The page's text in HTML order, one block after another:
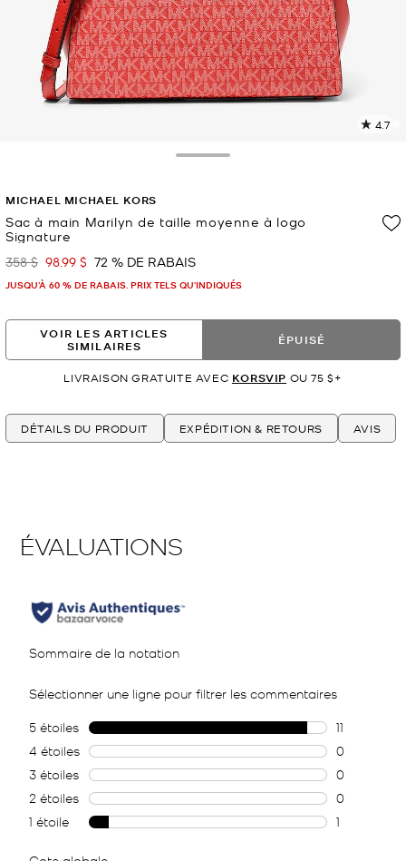
4.7
MICHAEL MICHAEL KORS
Sac à main Marilyn de taille moyenne à logo
Signature
était
358 $ maintenant
98.99 $ 72 % DE RABAIS
JUSQU’À 60 % DE RABAIS. PRIX TELS QU'INDIQUÉS
VOIR LES ARTICLES
SIMILAIRES
ÉPUISÉ
LIVRAISON GRATUITE AVEC KORSVIP OU 75 $+
DÉTAILS DU PRODUIT EXPÉDITION & RETOURS AVIS